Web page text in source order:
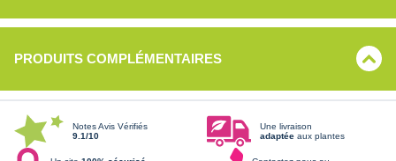
PRODUITS COMPLÉMENTAIRES
Notes Avis Vérifiés
9.1/10
Une livraison
adaptée aux plantes